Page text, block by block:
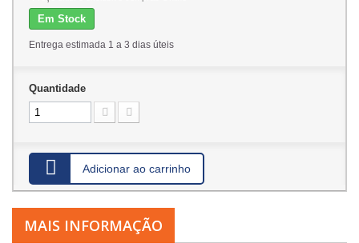
Em Stock
Entrega estimada 1 a 3 dias úteis
Quantidade
Adicionar ao carrinho
MAIS INFORMAÇÃO